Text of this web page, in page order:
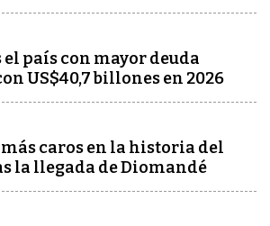
el país con mayor deuda
US$40,7 billones en 2026
caros en la historia del
la llegada de Diomandé